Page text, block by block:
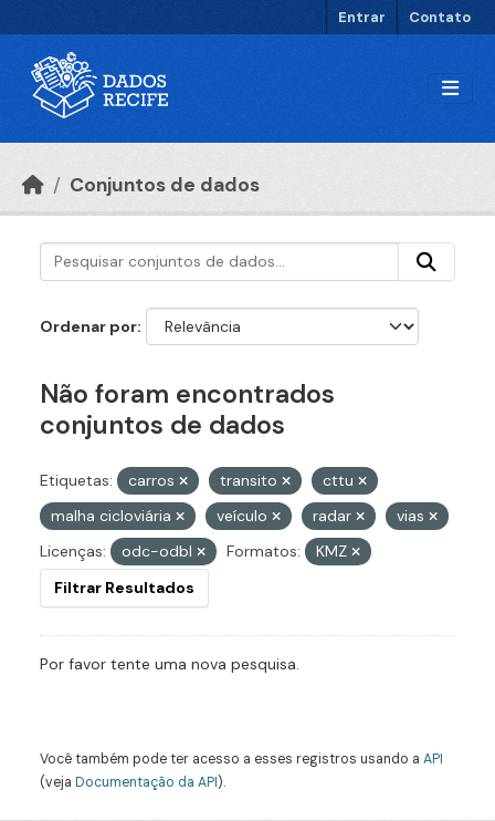
Entrar Contato
Conjuntos de dados
Ordenar por
Não foram encontrados
conjuntos de dados
Etiquetas: carros transito
cttu
malha cicloviária
veículo radar
vias
Licenças:
odc-odbl Formatos:
KMZ
Filtrar Resultados
Por favor tente uma nova pesquisa.
Você também pode ter acesso a esses registros usando a API
(veja Documentação da API).